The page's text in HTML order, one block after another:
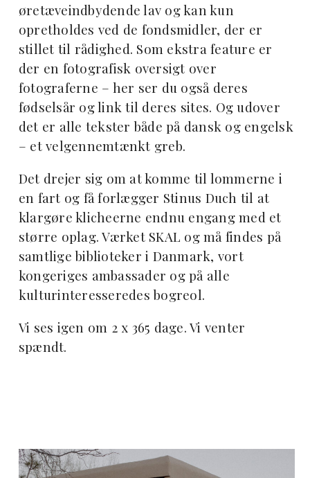
øretæveindbydende lav og kan kun
opretholdes ved de fondsmidler, der er
stillet til rådighed. Som ekstra feature er
der en fotografisk oversigt over
fotograferne – her ser du også deres
fødselsår og link til deres sites. Og udover
det er alle tekster både på dansk og engelsk
– et velgennemtænkt greb.
Det drejer sig om at komme til lommerne i
en fart og få forlægger Stinus Duch til at
klargøre klicheerne endnu engang med et
større oplag. Værket SKAL og må findes på
samtlige biblioteker i Danmark, vort
kongeriges ambassader og på alle
kulturinteresseredes bogreol.
Vi ses igen om 2 x 365 dage. Vi venter
spændt.